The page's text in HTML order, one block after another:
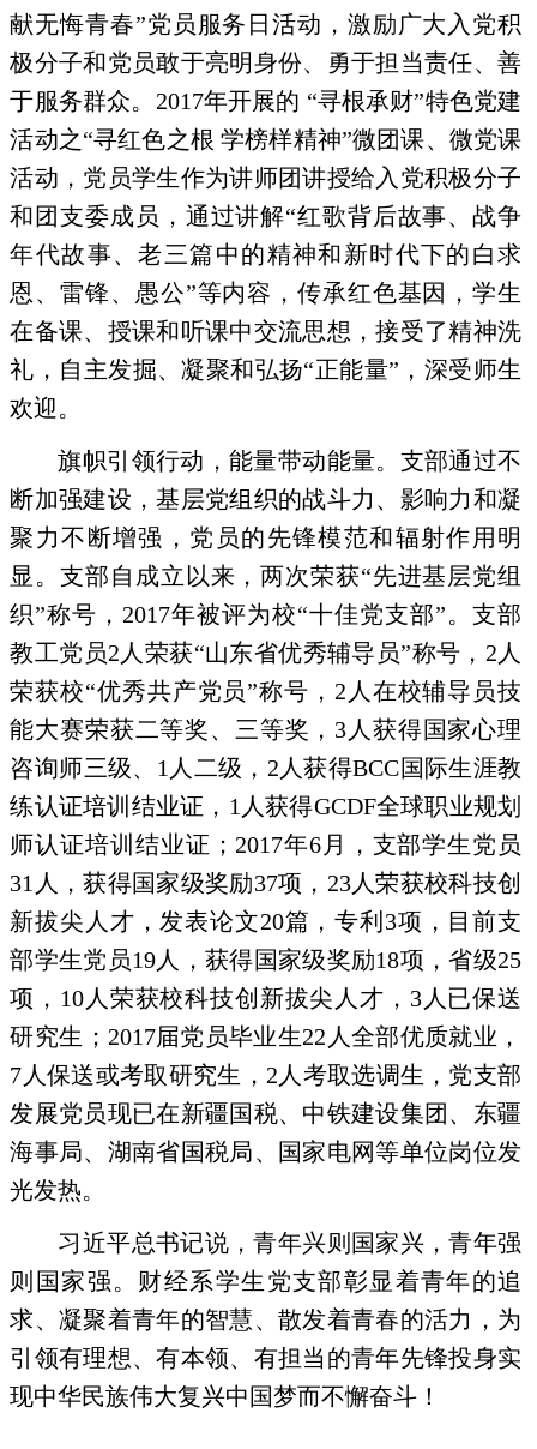
献无悔青春”党员服务日活动，激励广大入党积
极分子和党员敢于亮明身份、勇于担当责任、善
于服务群众。 2017年开展的 “寻根承财”特色党建
活动之“寻红色之根 学榜样精神”微团课、微党课
活动，党员学生作为讲师团讲授给入党积极分子
和团支委成员，通过讲解“红歌背后故事、战争
年代故事、老三篇中的精神和新时代下的白求
恩、雷锋、愚公”等内容，传承红色基因，学生
在备课、授课和听课中交流思想，接受了精神洗
礼，自主发掘、凝聚和弘扬“正能量”，深受师生
欢迎。
旗帜引领行动，能量带动能量。支部通过不
断加强建设，基层党组织的战斗力、影响力和凝
聚力不断增强，党员的先锋模范和辐射作用明
显。支部自成立以来，两次荣获“先进基层党组
织”称号， 2017年被评为校“十佳党支部”。支部
教工党员2 人荣获“山东省优秀辅导员”称号， 2 人
荣获校“优秀共产党员”称号， 2 人在校辅导员技
能大赛荣获二等奖、三等奖， 3 人获得国家心理
咨询师三级、 1 人二级， 2 人获得BCC国际生涯教
练认证培训结业证， 1 人获得GCDF全球职业规划
师认证培训结业证； 2017年6月，支部学生党员
31 人，获得国家级奖励37项， 23人荣获校科技创
新拔尖人才，发表论文20篇，专利 3项，目前支
部学生党员19人，获得国家级奖励18项，省级25
项， 10 人荣获校科技创新拔尖人才， 3人已保送
研究生； 2017届党员毕业生22 人全部优质就业，
7 人保送或考取研究生， 2 人考取选调生，党支部
发展党员现已在新疆国税、中铁建设集团、东疆
海事局、湖南省国税局、国家电网等单位岗位发
光发热。
习近平总书记说，青年兴则国家兴，青年强
则国家强。财经系学生党支部彰显着青年的追
求、凝聚着青年的智慧、散发着青春的活力，为
引领有理想、有本领、有担当的青年先锋投身实
现中华民族伟大复兴中国梦而不懈奋斗！